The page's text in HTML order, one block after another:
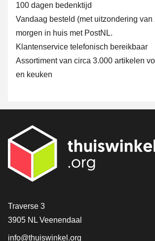
100 dagen bedenktijd
Vandaag besteld (met uitzondering van
morgen in huis met PostNL.
Klantenservice telefonisch bereikbaar
Assortiment van circa 3.000 artikelen
en keuken
Contact
Traverse 3
3905 NL Veenendaal
info@thuiswinkel.org